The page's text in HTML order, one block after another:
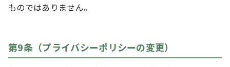
ものではありません。
第9条（プライバシーポリシーの変更）